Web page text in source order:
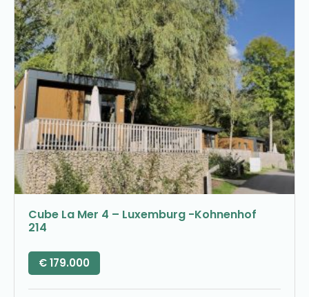
Cube La Mer 4 – Luxemburg -Kohnenhof
214
€179.000